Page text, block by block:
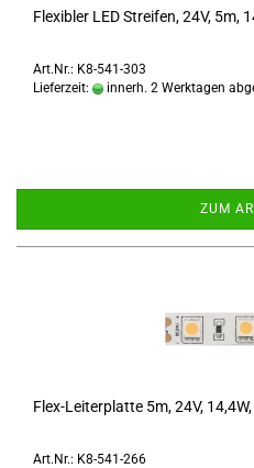
Fle­xi­bler LED Strei­fen, 24V, 5m,
Art.Nr.: K8-541-303
Lieferzeit:
innerh. 2 Werktagen
ZUM
Flex-​Lei­ter­plat­te 5m, 24V,
Art.Nr.: K8-541-266